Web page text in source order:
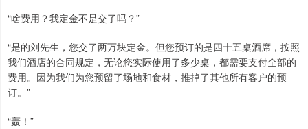
“啥费用？我定金不是交了吗？”
“是的刘先生，您交了两万块定金。但您预订的是四十五桌酒席，按照
我们酒店的合同规定，无论您实际使用了多少桌，都需要支付全部的
费用。因为我们为您预留了场地和食材，推掉了其他所有客户的预
订。”
“轰！”